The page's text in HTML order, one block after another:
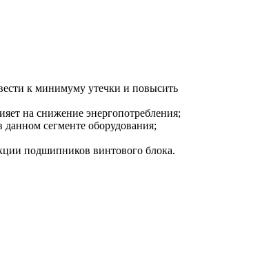
к минимуму утечки и повысить
на снижение энергопотребления;
сегменте оборудования;
подшипников винтового блока.